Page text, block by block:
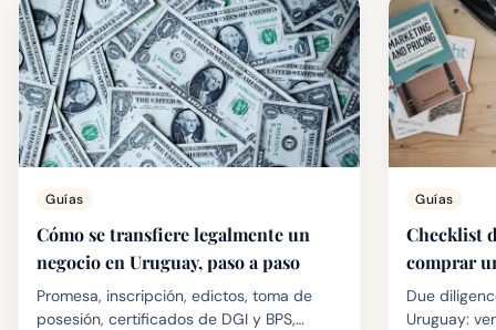
Guías
Cómo se transfiere legalmente un
negocio en Uruguay, paso a paso
Promesa, inscripción, edictos, toma de
posesión, certificados de DGI y BPS,
Guías
Checklist
comprar
Due
Uruguay: